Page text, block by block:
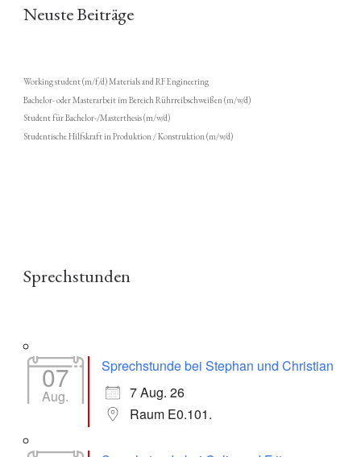
Neuste Beiträge
Working student (m/f/d) Materials and RF Engineering
Bachelor- oder Masterarbeit im Bereich Rührreibschweißen (m/w/d)
Student für Bachelor-/Masterthesis (m/w/d)
Studentische Hilfskraft in Produktion / Konstruktion (m/w/d)
Sprechstunden
07
Aug.
Sprechstunde bei Stephan und Christian
7 Aug. 26
Raum E0.101.